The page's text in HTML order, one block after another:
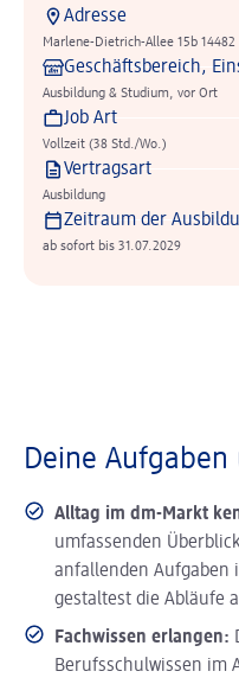
Adresse
Marlene-Dietrich-Allee 15b 14482
Geschäftsbereich,
Ausbildung & Studium, vor Ort
Job Art
Vollzeit (38 Std./Wo.)
Vertragsart
Ausbildung
Zeitraum der
ab sofort bis 31.07.2029
Deine
Alltag im dm-Markt
umfassenden
anfallenden Aufgaben
gestaltest die Abläufe
Fachwissen erlangen:
Berufsschulwissen im